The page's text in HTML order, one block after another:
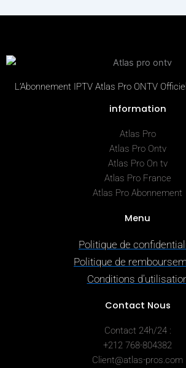
L’Abonnement IPTV Atlas Pro ONTV
information
Atlas Pro
Atlas Pro Ontv
Atlas Pro On tv
Atlas Pro France
Atlas Pro Abonnement
Menu
Politique de
Politique de
Conditions
Contact Nous
Contact 24h/24 :
+212 768-804382
Client@atlas-pros.com